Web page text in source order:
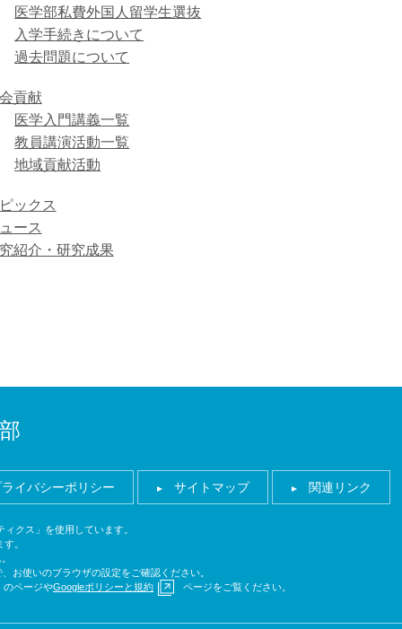
医学部私費外国人留学生選抜
入学手続きについて
過去問題について
貢献
医学入門講義一覧
教員講演活動一覧
地域貢献活動
ックス
ース
紹介・研究成果
イバシーポリシー サイトマップ 関連リンク
クス」を使用しています。
。
お使いのブラウザの設定をご確認ください。
のページやGoogleポリシーと規約 ページをご覧ください。